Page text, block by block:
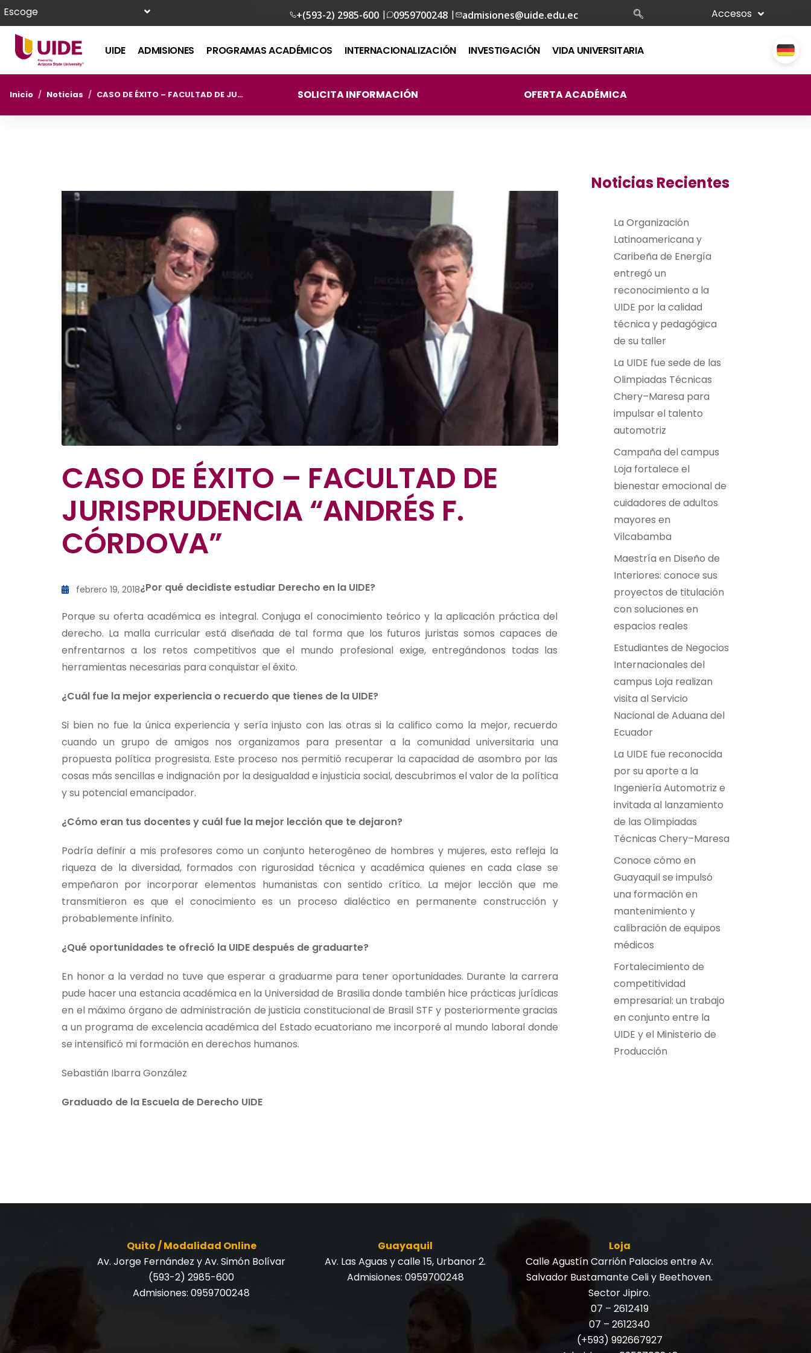
Escoge +(593-2) 2985-600 | 0959700248 | admisiones@uide.edu.ec Accesos
UIDE ADMISIONES PROGRAMAS ACADÉMICOS INTERNACIONALIZACIÓN INVESTIGACIÓN VIDA UNIVERSITARIA
Inicio / Noticias / CASO DE ÉXITO – FACULTAD DE JURISPRUDENCIA “ANDRÉS F. CÓRDOVA” SOLICITA INFORMACIÓN OFERTA ACADÉMICA
CASO DE ÉXITO – FACULTAD DE
JURISPRUDENCIA “ANDRÉS F.
CÓRDOVA”
febrero 19, 2018¿Por qué decidiste estudiar Derecho en la UIDE?
Porque su oferta académica es integral. Conjuga el conocimiento teórico y la aplicación práctica del
derecho. La malla curricular está diseñada de tal forma que los futuros juristas somos capaces de
enfrentarnos a los retos competitivos que el mundo profesional exige, entregándonos todas las
herramientas necesarias para conquistar el éxito.
¿Cuál fue la mejor experiencia o recuerdo que tienes de la UIDE?
Si bien no fue la única experiencia y sería injusto con las otras si la califico como la mejor, recuerdo
cuando un grupo de amigos nos organizamos para presentar a la comunidad universitaria una
propuesta política progresista. Este proceso nos permitió recuperar la capacidad de asombro por las
cosas más sencillas e indignación por la desigualdad e injusticia social, descubrimos el valor de la política
y su potencial emancipador.
¿Cómo eran tus docentes y cuál fue la mejor lección que te dejaron?
Podría definir a mis profesores como un conjunto heterogéneo de hombres y mujeres, esto refleja la
riqueza de la diversidad, formados con rigurosidad técnica y académica quienes en cada clase se
empeñaron por incorporar elementos humanistas con sentido crítico. La mejor lección que me
transmitieron es que el conocimiento es un proceso dialéctico en permanente construcción y
probablemente infinito.
¿Qué oportunidades te ofreció la UIDE después de graduarte?
En honor a la verdad no tuve que esperar a graduarme para tener oportunidades. Durante la carrera
pude hacer una estancia académica en la Universidad de Brasilia donde también hice prácticas jurídicas
en el máximo órgano de administración de justicia constitucional de Brasil STF y posteriormente gracias
a un programa de excelencia académica del Estado ecuatoriano me incorporé al mundo laboral donde
se intensificó mi formación en derechos humanos.
Sebastián Ibarra González
Graduado de la Escuela de Derecho UIDE
Noticias Recientes
La Organización
Latinoamericana y
Caribeña de Energía
entregó un
reconocimiento a la
UIDE por la calidad
técnica y pedagógica
de su taller
La UIDE fue sede de las
Olimpiadas Técnicas
Chery–Maresa para
impulsar el talento
automotriz
Campaña del campus
Loja fortalece el
bienestar emocional de
cuidadores de adultos
mayores en
Vilcabamba
Maestría en Diseño de
Interiores: conoce sus
proyectos de titulación
con soluciones en
espacios reales
Estudiantes de Negocios
Internacionales del
campus Loja realizan
visita al Servicio
Nacional de Aduana del
Ecuador
La UIDE fue reconocida
por su aporte a la
Ingeniería Automotriz e
invitada al lanzamiento
de las Olimpiadas
Técnicas Chery–Maresa
Conoce cómo en
Guayaquil se impulsó
una formación en
mantenimiento y
calibración de equipos
médicos
Fortalecimiento de
competitividad
empresarial: un trabajo
en conjunto entre la
UIDE y el Ministerio de
Producción
Quito / Modalidad Online
Av. Jorge Fernández y Av. Simón Bolívar
(593-2) 2985-600
Admisiones:0959700248
Guayaquil
Av. Las Aguas y calle 15, Urbanor 2.
Admisiones: 0959700248
Loja
Calle Agustín Carrión Palacios entre Av.
Salvador Bustamante Celi y Beethoven.
Sector Jipiro.
07 – 2612419
07 – 2612340
(+593) 992667927